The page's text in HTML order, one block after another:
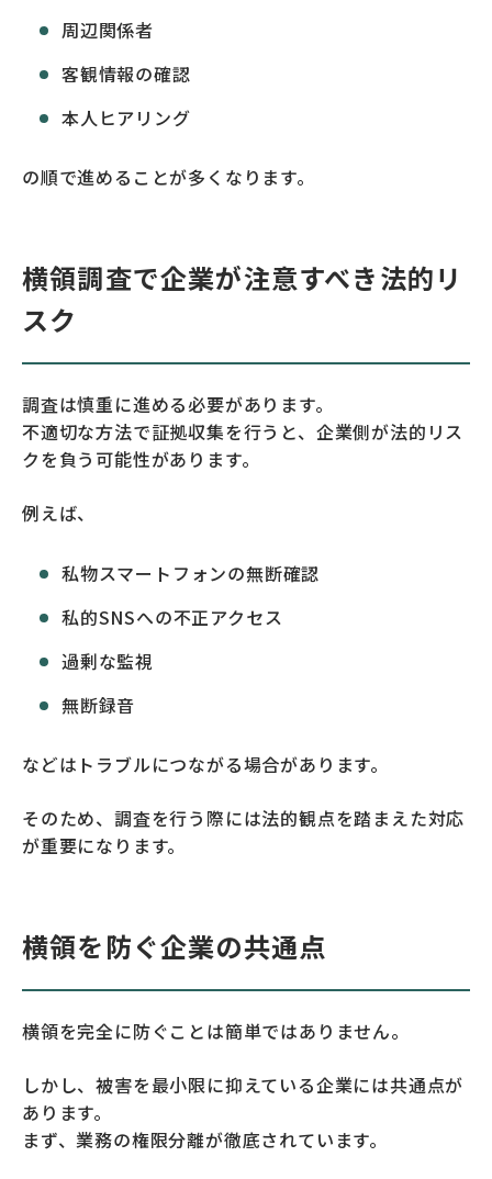
周辺関係者
客観情報の確認
本人ヒアリング
の順で進めることが多くなります。
横領調査で企業が注意すべき法的リ
スク
調査は慎重に進める必要があります。
不適切な方法で証拠収集を行うと、企業側が法的リス
クを負う可能性があります。
例えば、
私物スマートフォンの無断確認
私的SNSへの不正アクセス
過剰な監視
無断録音
などはトラブルにつながる場合があります。
そのため、調査を行う際には法的観点を踏まえた対応
が重要になります。
横領を防ぐ企業の共通点
横領を完全に防ぐことは簡単ではありません。
しかし、被害を最小限に抑えている企業には共通点が
あります。
まず、業務の権限分離が徹底されています。